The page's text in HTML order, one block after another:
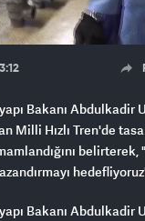
Bakanı Abdulkadir
Milli Hızlı Tren'de
belirterek,
Bakanı Abdulkadir